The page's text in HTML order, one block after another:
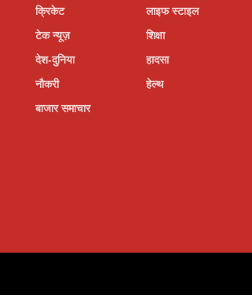
क्रिकेट
टेक न्यूज़
देश-दुनिया
नौकरी
बाजार समाचार
लाइफ स्टाइल
शिक्षा
हादसा
हेल्थ